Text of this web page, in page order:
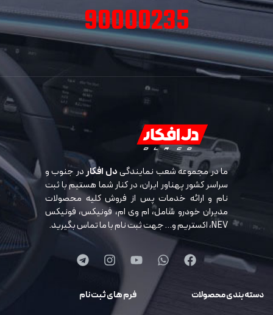
90000235
ما در مجموعه شعب نمایندگیدل افکاردر جنوب و
سراسر کشور پهناور ایران، در کنار شما هستیم با ثبت
نام و ارائه خدمات پس از فروش کلیه محصولات
مدیران خودرو شامل، ام وی ام، فونیکس، فونیکس
NEV، اکستریم و… جهت ثبت نام با ما تماس بگیرید.
دسته بندی محصولات فرم های ثبت نام